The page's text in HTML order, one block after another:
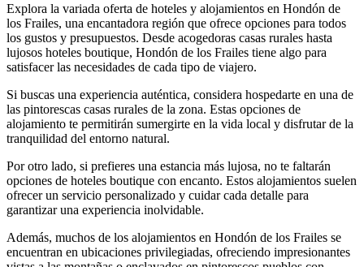
Explora la variada oferta de hoteles y alojamientos en Hondón de
los Frailes, una encantadora región que ofrece opciones para todos
los gustos y presupuestos. Desde acogedoras casas rurales hasta
lujosos hoteles boutique, Hondón de los Frailes tiene algo para
satisfacer las necesidades de cada tipo de viajero.
Si buscas una experiencia auténtica, considera hospedarte en una de
las pintorescas casas rurales de la zona. Estas opciones de
alojamiento te permitirán sumergirte en la vida local y disfrutar de la
tranquilidad del entorno natural.
Por otro lado, si prefieres una estancia más lujosa, no te faltarán
opciones de hoteles boutique con encanto. Estos alojamientos suelen
ofrecer un servicio personalizado y cuidar cada detalle para
garantizar una experiencia inolvidable.
Además, muchos de los alojamientos en Hondón de los Frailes se
encuentran en ubicaciones privilegiadas, ofreciendo impresionantes